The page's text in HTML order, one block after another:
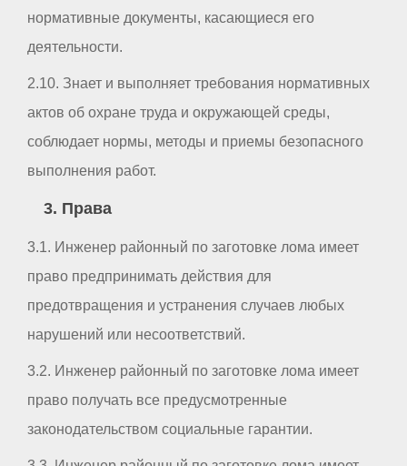
нормативные документы, касающиеся его
деятельности.
2.10. Знает и выполняет требования нормативных
актов об охране труда и окружающей среды,
соблюдает нормы, методы и приемы безопасного
выполнения работ.
3. Права
3.1. Инженер районный по заготовке лома имеет
право предпринимать действия для
предотвращения и устранения случаев любых
нарушений или несоответствий.
3.2. Инженер районный по заготовке лома имеет
право получать все предусмотренные
законодательством социальные гарантии.